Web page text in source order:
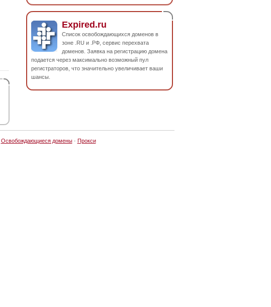
Expired.ru
Список освобождающихся доменов в
зоне .RU и .РФ, сервис перехвата
доменов. Заявка на регистрацию домена
подается через максимально возможный пул
регистраторов, что значительно увеличивает ваши
шансы.
Освобождающиеся домены· Прокси